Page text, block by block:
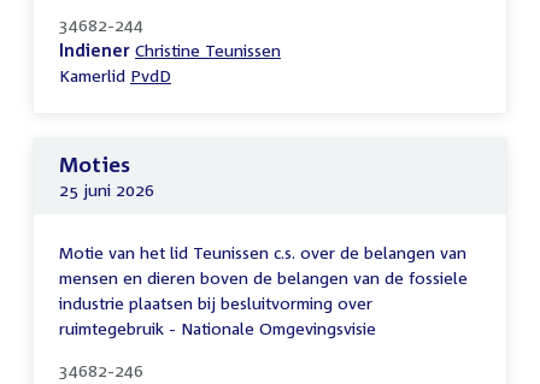
34682-244
Indiener Christine Teunissen
Kamerlid PvdD
Moties
25 juni 2026
Motie van het lid Teunissen c.s. over de belangen van
mensen en dieren boven de belangen van de fossiele
industrie plaatsen bij besluitvorming over
ruimtegebruik - Nationale Omgevingsvisie
34682-246